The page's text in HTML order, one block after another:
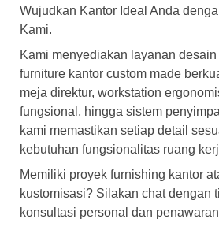
Wujudkan Kantor Ideal Anda
Kami.
Kami menyediakan layanan
furniture kantor custom made
meja direktur, workstation
fungsional, hingga sistem
kami memastikan setiap detail
kebutuhan fungsionalitas ruang
Memiliki proyek furnishing kantor
kustomisasi? Silakan chat dengan
konsultasi personal dan